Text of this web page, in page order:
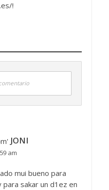
!
JONI
am
mui bueno para
sakar un d1ez en